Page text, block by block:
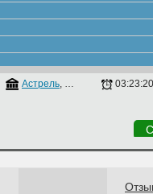
Астрель, Аудиокнига03:23:20